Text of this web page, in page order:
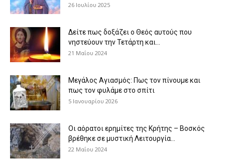
26 Ιουλίου 2025
Δείτε πως δοξάζει ο Θεός αυτούς που
νηστεύουν την Τετάρτη και...
21 Μαΐου 2024
Μεγάλος Αγιασμός: Πως τον πίνουμε και
πως τον φυλάμε στο σπίτι
5 Ιανουαρίου 2026
Οι αόρατοι ερημίτες της Κρήτης – Βοσκός
βρέθηκε σε μυστική Λειτουργία...
22 Μαΐου 2024